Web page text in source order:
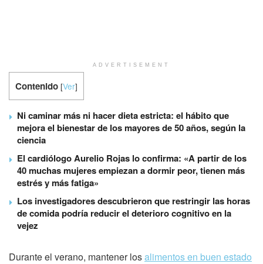
ADVERTISEMENT
Contenido [Ver]
Ni caminar más ni hacer dieta estricta: el hábito que
mejora el bienestar de los mayores de 50 años, según la
ciencia
El cardiólogo Aurelio Rojas lo confirma: «A partir de los
40 muchas mujeres empiezan a dormir peor, tienen más
estrés y más fatiga»
Los investigadores descubrieron que restringir las horas
de comida podría reducir el deterioro cognitivo en la
vejez
Durante el verano, mantener losalimentos en buen estado